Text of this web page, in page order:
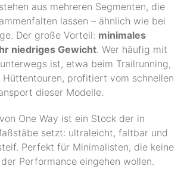
aus mehreren Segmenten, die
lassen – ähnlich wie bei
Der große Vorteil: minimales
niedriges Gewicht. Wer häufig mit
ist, etwa beim Trailrunning,
Hüttentouren, profitiert vom schnellen
dieser Modelle.
von One Way ist ein Stock der in
setzt: ultraleicht, faltbar und
Perfekt für Minimalisten, die keine
Performance eingehen wollen.